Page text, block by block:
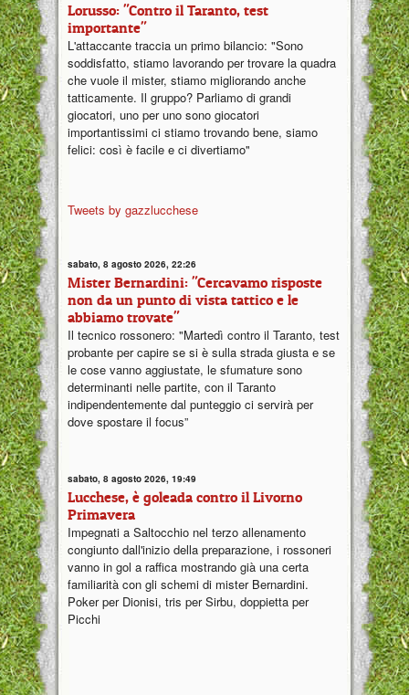
Lorusso: "Contro il Taranto, test
importante"
L'attaccante traccia un primo bilancio: "Sono
soddisfatto, stiamo lavorando per trovare la quadra
che vuole il mister, stiamo migliorando anche
tatticamente. Il gruppo? Parliamo di grandi
giocatori, uno per uno sono giocatori
importantissimi ci stiamo trovando bene, siamo
felici: così è facile e ci divertiamo"
Tweets by gazzlucchese
sabato, 8 agosto 2026, 22:26
Mister Bernardini: "Cercavamo risposte
non da un punto di vista tattico e le
abbiamo trovate"
Il tecnico rossonero: "Martedì contro il Taranto, test
probante per capire se si è sulla strada giusta e se
le cose vanno aggiustate, le sfumature sono
determinanti nelle partite, con il Taranto
indipendentemente dal punteggio ci servirà per
dove spostare il focus”
sabato, 8 agosto 2026, 19:49
Lucchese, è goleada contro il Livorno
Primavera
Impegnati a Saltocchio nel terzo allenamento
congiunto dall'inizio della preparazione, i rossoneri
vanno in gol a raffica mostrando già una certa
familiarità con gli schemi di mister Bernardini.
Poker per Dionisi, tris per Sirbu, doppietta per
Picchi